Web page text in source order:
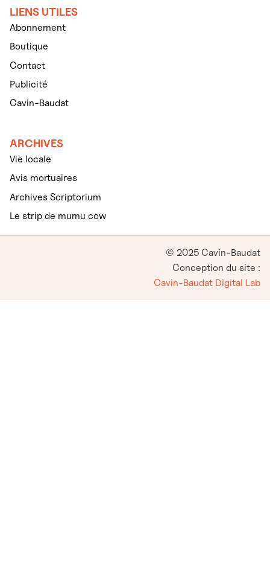
LIENS UTILES
Abonnement
Boutique
Contact
Publicité
Cavin-Baudat
ARCHIVES
Vie locale
Avis mortuaires
Archives Scriptorium
Le strip de mumu cow
© 2025 Cavin-Baudat
Conception du site :
Cavin-Baudat Digital Lab